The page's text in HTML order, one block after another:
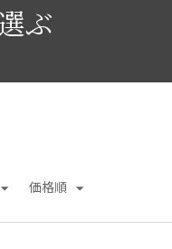
ぶ
価格順